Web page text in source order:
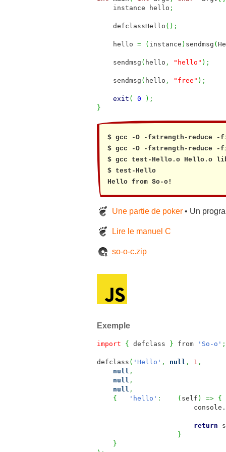
instance hello ;
defclassHello ( ) ;
hello = ( instance ) sendmsg (
sendmsg ( hello , "hello" ) ;
sendmsg ( hello , "free" ) ;
exit ( 0 ) ;
}
$ gcc -O -fstrength-reduce
$ gcc -O -fstrength-reduce
$ gcc test-Hello.o Hello.o
$ test-Hello
Hello from So-o!
Une partie de poker • Un
Lire le manuel C
so-o-c.zip
Exemple
import { defclass } from 'So-o' ;
defclass ( 'Hello' , null , 1 ,
null ,
null ,
null ,
{
'hello' : ( self ) => {
console.
return
}
}